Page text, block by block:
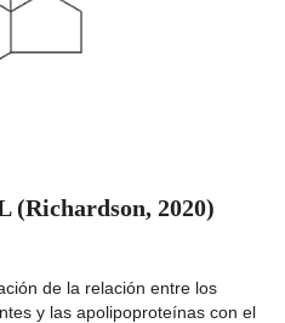
(Richardson, 2020)
de la relación entre los
y las apolipoproteínas con el